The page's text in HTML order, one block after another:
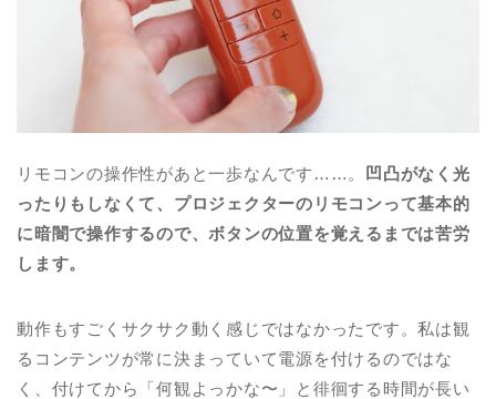
リモコンの操作性があと一歩なんです……。
凹凸がなく光
ったりもしなくて、プロジェクターのリモコンって基本的
に暗闇で操作するので、ボタンの位置を覚えるまでは苦労
します。
動作もすごくサクサク動く感じではなかったです。私は観
るコンテンツが常に決まっていて電源を付けるのではな
く、付けてから「何観よっかな〜」と徘徊する時間が長い